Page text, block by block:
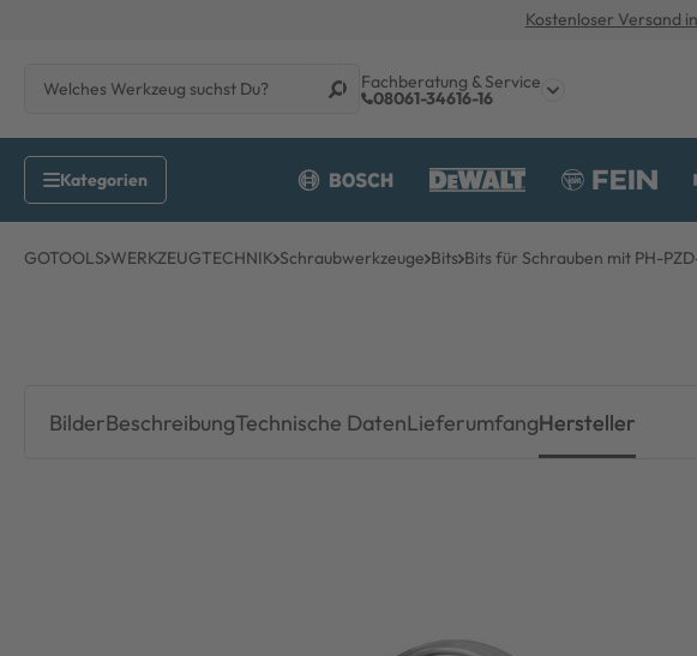
Kostenloser Versand
Fachberatung & Service
08061-34616-16
GOTOOLS WERKZEUGTECHNIK Schraubwerkzeuge Bits Bits für Schrauben mit PH-
BilderBeschreibungTechnische DatenLieferumfangHersteller